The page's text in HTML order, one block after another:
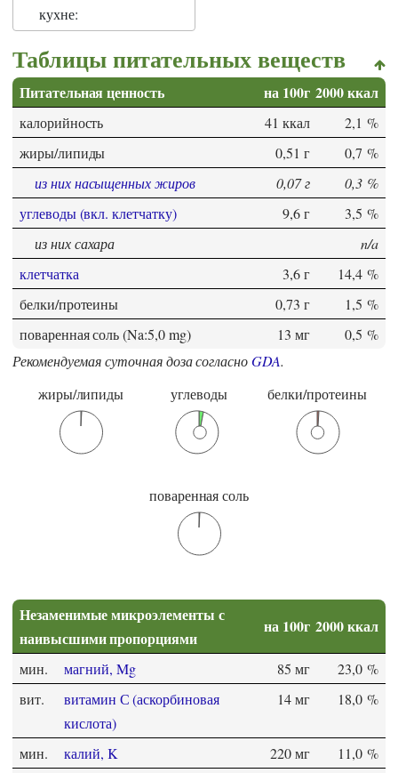
кухне:
Таблицы питательных веществ
Питательная ценность на 100г 2000 ккал
калорийность 41 ккал
2,1 %
жиры/липиды
0,51 г
0,7 %
из них насыщенных жиров
0,07 г
0,3 %
углеводы (вкл. клетчатку)
9,6 г
3,5 %
из них сахара
n/a
клетчатка
3,6 г
14,4 %
белки/протеины
0,73 г
1,5 %
поваренная соль (Na:5,0 mg)
13 мг
0,5 %
Рекомендуемая суточная доза согласноGDA.
жиры/липиды
углеводы белки/протеины
поваренная соль
Незаменимые микроэлементы с
наивысшими пропорциями
на 100г 2000 ккал
мин. магний, Mg 85 мг
23,0 %
вит.
витамин С (аскорбиновая
кислота)
14 мг 18,0 %
мин. калий, K 220 мг
11,0 %